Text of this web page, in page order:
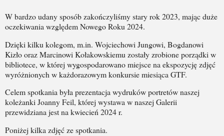
W bardzo udany sposób zakończyliśmy stary rok 2023, mając duże
oczekiwania względem Nowego Roku 2024.
Dzięki kilku kolegom, m.in. Wojciechowi Jungowi, Bogdanowi
Kizło oraz Marcinowi Kołakowskiemu zostały zrobione porządki w
bibliotece, w której wygospodarowano miejsce na ekspozycję zdjęć
wyróżnionych w każdorazowym konkursie miesiąca GTF.
Celem spotkania była prezentacja wydruków portretów naszej
koleżanki Joanny Feil, której wystawa w naszej Galerii
przewidziana jest na kwiecień 2024 r.
Poniżej kilka zdjęć ze spotkania.